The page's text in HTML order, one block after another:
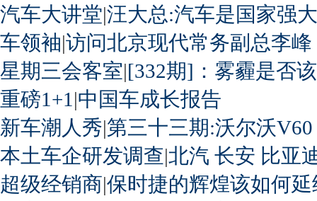
汽车大讲堂|汪大总:汽车是国家强
车领袖|访问北京现代常务副总李峰
星期三会客室|[332期]：雾霾是否
重磅1+1 |中国车成长报告
新车潮人秀|第三十三期:沃尔沃
本土车企研发调查|北汽 长安 比亚
超级经销商|保时捷的辉煌该如何延